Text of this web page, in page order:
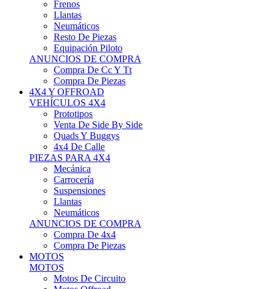
Frenos
Llantas
Neumáticos
Resto De Piezas
Equipación Piloto
ANUNCIOS DE COMPRA
Compra De Cc Y Tt
Compra De Piezas
4X4 Y OFFROAD
VEHÍCULOS 4X4
Prototipos
Venta De Side By Side
Quads Y Buggys
4x4 De Calle
PIEZAS PARA 4X4
Mecánica
Carrocería
Suspensiones
Llantas
Neumáticos
ANUNCIOS DE COMPRA
Compra De 4x4
Compra De Piezas
MOTOS
MOTOS
Motos De Circuito